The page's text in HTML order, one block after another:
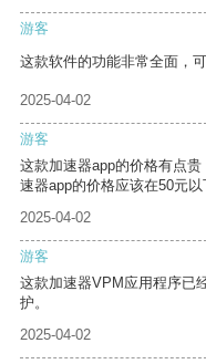
游客
这款软件的功能非常全面，
2025-04-02
游客
这款加速器app的价格有点
速器app的价格应该在50元以
2025-04-02
游客
这款加速器VPM应用程序已
护。
2025-04-02